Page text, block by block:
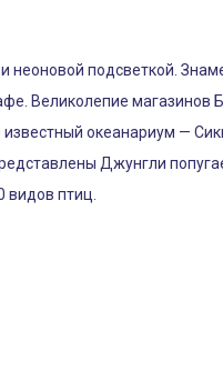
подсветкой.
Великолепие магазинов
океанариум —
Джунгли
видов птиц.